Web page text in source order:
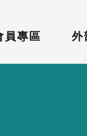
員專區 外